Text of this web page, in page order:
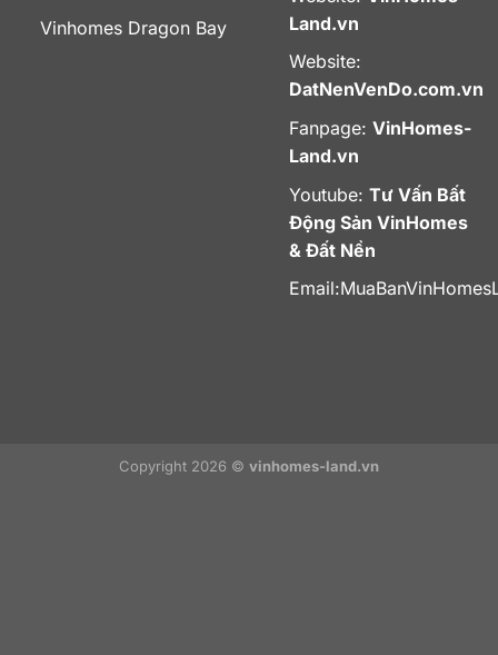
Vinhomes Dragon Bay
Land.vn
Website:
DatNenVenDo.com.vn
Fanpage: VinHomes-
Land.vn
Youtube: Tư Vấn Bất
Động Sản VinHomes
& Đất Nền
Email:
Copyright 2026 © vinhomes-land.vn